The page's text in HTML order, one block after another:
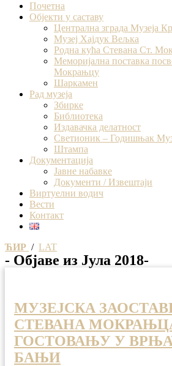
Почетна
Објекти у саставу
Централна зграда Музеја
Музеј Хајдук Вељка
Родна кућа Стевана Ст.
Меморијална поставка
Мокрањцу
Шаркамен
Рад музеја
Збирке
Библиотека
Издавачка делатност
Светионик – Годишњак
Штампа
Документација
Јавне набавке
Документи / Извештаји
Виртуелни водич
Вести
Контакт
ЋИР / LAT
- Објаве из Јула 2018-
МУЗЕЈСКА
СТЕВАНА
ГОСТОВАЊУ У
БАЊИ